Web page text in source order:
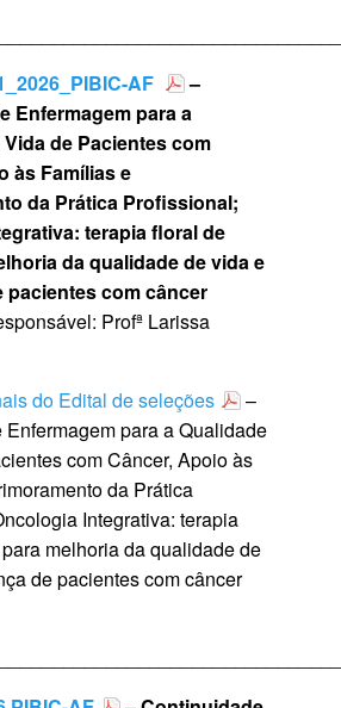
AF
–
Enfermagem para a
de Pacientes com
às Famílias e
da Prática Profissional;
terapia floral de
da qualidade de vida e
pacientes com câncer
Profª Larissa
do Edital de seleções
–
Enfermagem para a Qualidade
com Câncer, Apoio às
da Prática
Integrativa: terapia
melhoria da qualidade de
de pacientes com câncer